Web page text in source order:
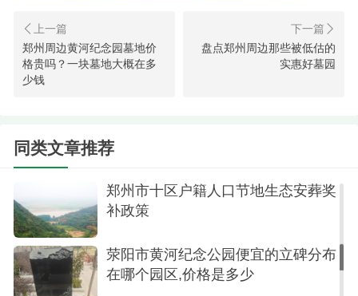
布局，尽显原生态的自然大山水风光，环境恢宏大
气，宁静祥和。
公园。它不仅仅是一处安葬场所，还融合了生态旅
游、爱国教育、公益服务等功能。在建筑和景观设
计上，它“融合东方典雅建筑设计与现代人文理念”，
使得园内的纪念设施既庄重典雅，又不失现代美
感，让整个环境摆脱了传统墓地的阴郁感，充满
了“阳光、绿意与宁静”。
郑州周边黄河纪念园墓地价
格贵吗？一块墓地大概在多
少钱
盘点郑州周边那些被低估的
实惠好墓园
同类文章推荐
郑州邙山陵园墓地价格大概在多少
陵园有哪些？墓位价格多少钱
郑州市十区户籍人口节地生态安葬奖
补政策
荥阳市黄河纪念公园便宜的立碑分布
在哪个园区,价格是多少